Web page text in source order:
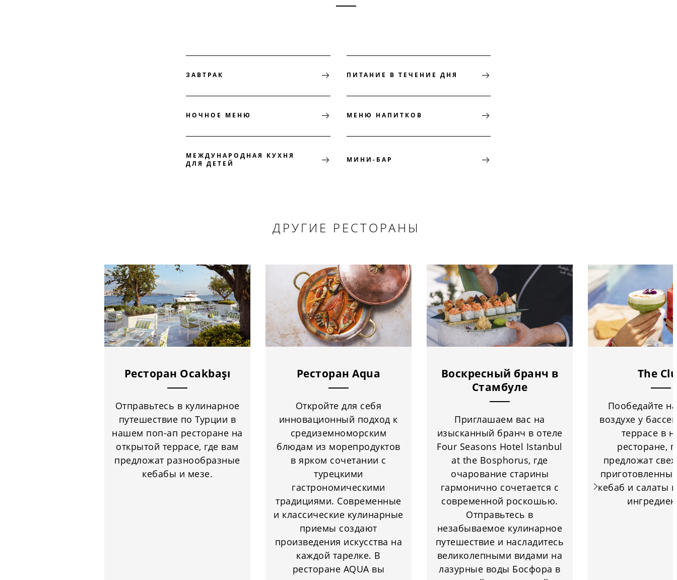
ЗАВТРАК ПИТАНИЕ В ТЕЧЕНИЕ ДНЯ
НОЧНОЕ МЕНЮ МЕНЮ НАПИТКОВ
МЕЖДУНАРОДНАЯ КУХНЯ
ДЛЯ ДЕТЕЙ
МИНИ-БАР
ДРУГИЕ РЕСТОРАНЫ
Ресторан Ocakbaşı
Отправьтесь в кулинарное
путешествие по Турции в
нашем поп-ап ресторане на
открытой террасе, где вам
предложат разнообразные
кебабы и мезе.
Ресторан Aqua
Откройте для себя
инновационный подход к
средиземноморским
блюдам из морепродуктов
в ярком сочетании с
турецкими
гастрономическими
традициями. Современные
и классические кулинарные
приемы создают
произведения искусства на
каждой тарелке. В
ресторане AQUA вы
Воскресный бранч в
Стамбуле
Приглашаем вас на
изысканный бранч в отеле
Four Seasons Hotel Istanbul
at the Bosphorus, где
очарование старины
гармонично сочетается с
современной роскошью.
Отправьтесь в
незабываемое кулинарное
путешествие и насладитесь
великолепными видами на
лазурные воды Босфора в
The
Пообедайте
воздухе у
террасе в
ресторане,
предложат
кебаб и салаты